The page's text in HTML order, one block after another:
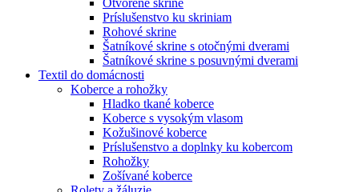
Príslušenstvo ku skriniam
Rohové skrine
Šatníkové skrine s otočnými dverami
Šatníkové skrine s posuvnými dverami
Textil do domácnosti
Koberce a rohožky
Hladko tkané koberce
Koberce s vysokým vlasom
Kožušinové koberce
Príslušenstvo a doplnky ku kobercom
Rohožky
Zošívané koberce